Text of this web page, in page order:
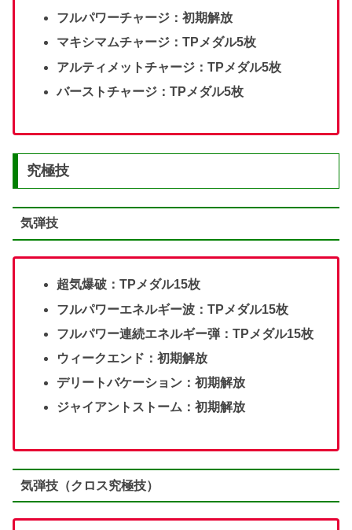
フルパワーチャージ：初期解放
マキシマムチャージ：TPメダル5枚
アルティメットチャージ：TPメダル5枚
バーストチャージ：TPメダル5枚
究極技
気弾技
超気爆破：TPメダル15枚
フルパワーエネルギー波：TPメダル15枚
フルパワー連続エネルギー弾：TPメダル15枚
ウィークエンド：初期解放
デリートバケーション：初期解放
ジャイアントストーム：初期解放
気弾技（クロス究極技）